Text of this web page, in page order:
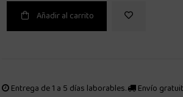
Añadir al carrito
Entrega de 1 a 5 días laborables.
Envío